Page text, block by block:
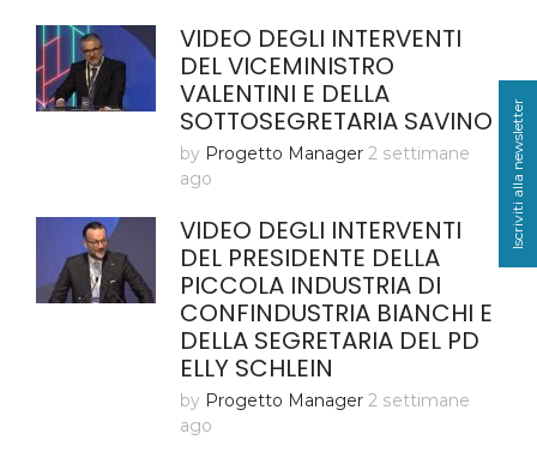
VIDEO DEGLI INTERVENTI
DEL VICEMINISTRO
VALENTINI E DELLA
SOTTOSEGRETARIA SAVINO
by Progetto Manager 2 settimane
ago
VIDEO DEGLI INTERVENTI
DEL PRESIDENTE DELLA
PICCOLA INDUSTRIA DI
CONFINDUSTRIA BIANCHI E
DELLA SEGRETARIA DEL PD
ELLY SCHLEIN
by Progetto Manager 2 settimane
ago
Iscriviti alla newsletter